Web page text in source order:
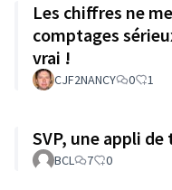
Les chiffres ne
comptages
vrai !
CJF2NANCY 0 1
SVP, une appli
BCL 7 0